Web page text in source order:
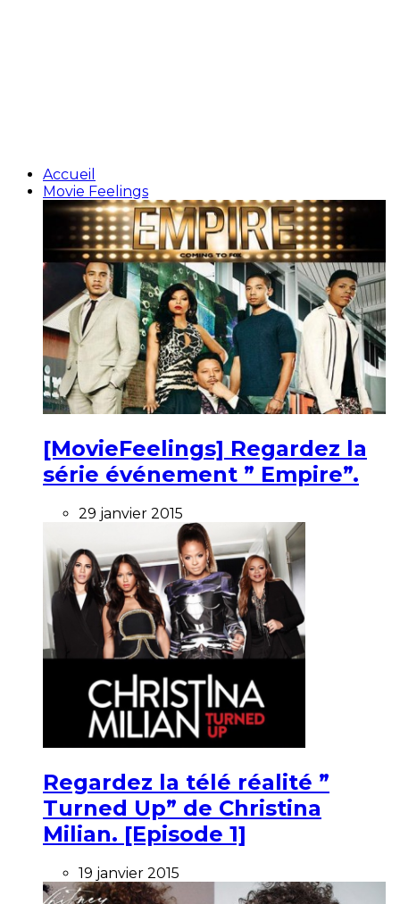
Accueil
Movie Feelings
[MovieFeelings] Regardez la
série événement ” Empire”.
29 janvier 2015
Regardez la télé réalité ”
Turned Up” de Christina
Milian. [Episode 1]
19 janvier 2015